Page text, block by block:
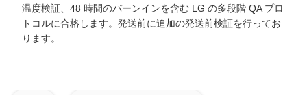
温度検証、48 時間のバーンインを含む LG の多段階 QA プロ
トコルに合格します。発送前に追加の発送前検証を行ってお
ります。